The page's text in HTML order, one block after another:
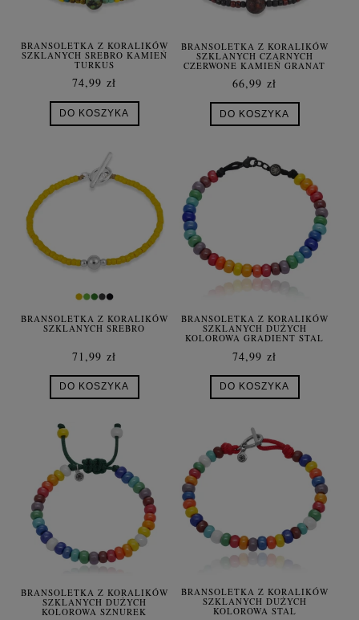
BRANSOLETKA Z KORALIKÓW
SZKLANYCH SREBRO KAMIEŃ
TURKUS
74,99 zł
DO KOSZYKA
BRANSOLETKA Z KORALIKÓW
SZKLANYCH CZARNYCH
CZERWONE KAMIEŃ GRANAT
66,99 zł
DO KOSZYKA
BRANSOLETKA Z KORALIKÓW
SZKLANYCH SREBRO
71,99 zł
DO KOSZYKA
BRANSOLETKA Z KORALIKÓW
SZKLANYCH DUŻYCH
KOLOROWA GRADIENT STAL
74,99 zł
DO KOSZYKA
BRANSOLETKA Z KORALIKÓW
SZKLANYCH DUŻYCH
KOLOROWA SZNUREK
BRANSOLETKA Z KORALIKÓW
SZKLANYCH DUŻYCH
KOLOROWA STAL